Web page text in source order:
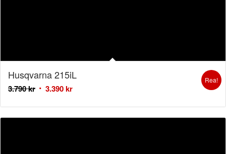
Husqvarna 215iL
3.790kr 3.390kr
Rea!